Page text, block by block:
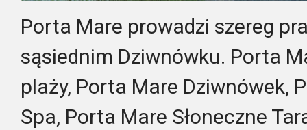
Porta Mare prowadzi szereg
sąsiednim Dziwnówku. Porta
plaży, Porta Mare Dziwnówek,
Spa, Porta Mare Słoneczne